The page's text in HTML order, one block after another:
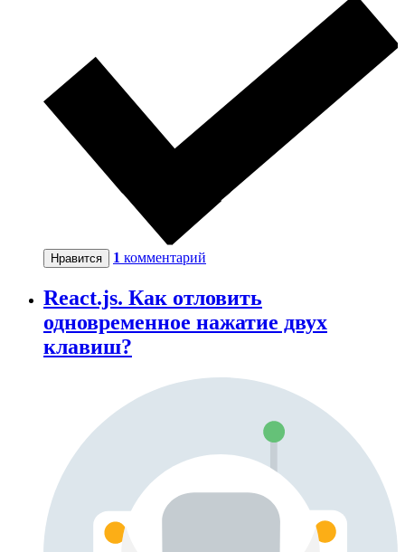
Нравится 1 комментарий
React.js. Как отловить
одновременное нажатие двух
клавиш?